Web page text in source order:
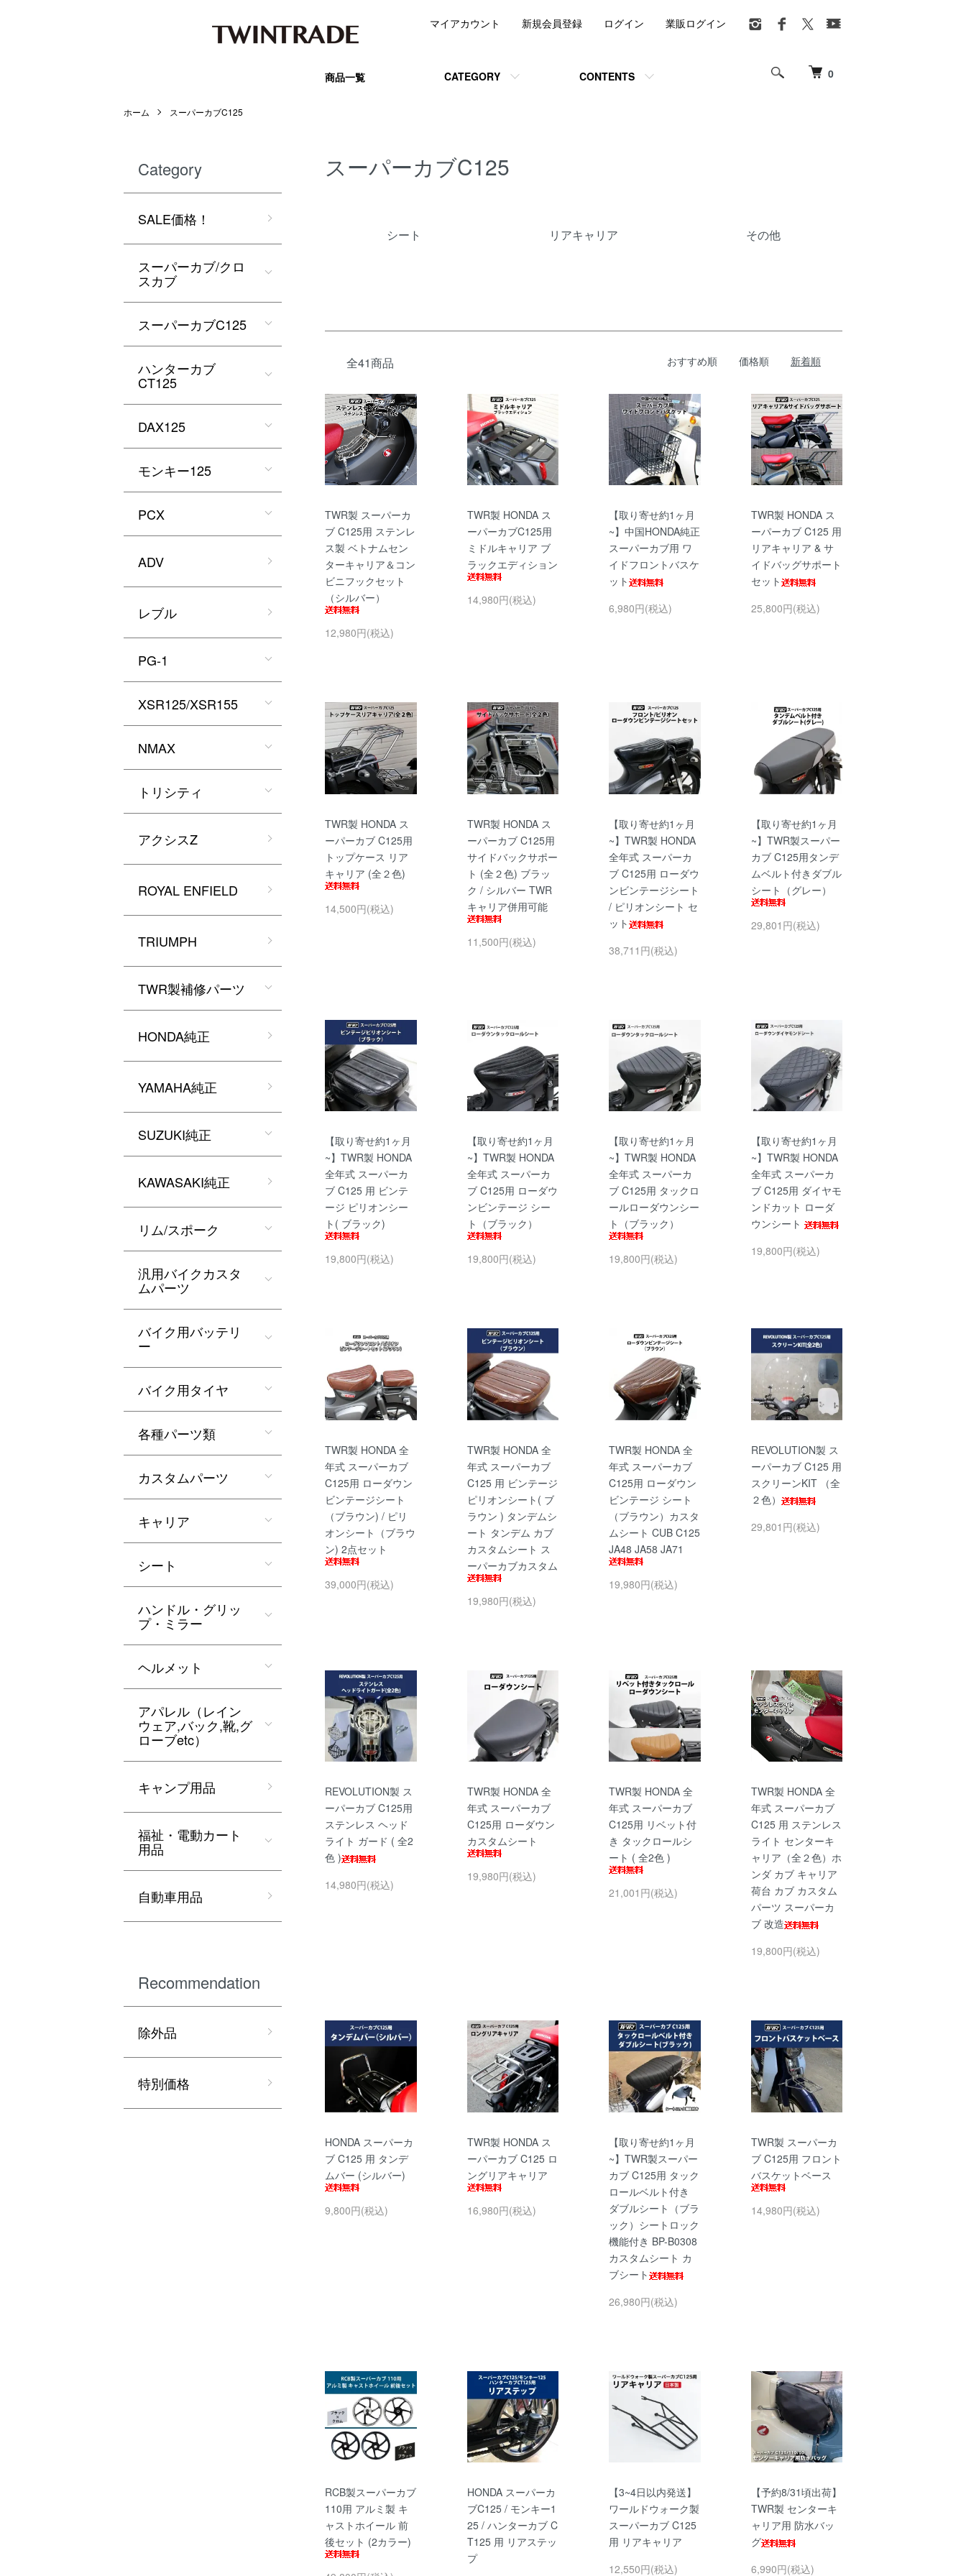
0
商品一覧 CATEGORY CONTENTS
マイアカウント 新規会員登録 ログイン 業販ログイン
ホーム スーパーカブC125
スーパーカブC125
シート
リアキャリア その他
全41商品 おすすめ順 価格順 新着順
TWR製 スーパーカ
ブ C125用 ステンレ
ス製 ベトナムセン
ターキャリア＆コン
ビニフックセット
（シルバー）
12,980円(税込)
TWR製 HONDA ス
ーパーカブC125用
ミドルキャリア ブ
ラックエディション
14,980円(税込)
【取り寄せ約1ヶ月
~】中国HONDA純正
スーパーカブ用 ワ
イドフロントバスケ
ット
6,980円(税込)
TWR製 HONDA ス
ーパーカブ C125 用
リアキャリア & サ
イドバッグサポート
セット
25,800円(税込)
TWR製 HONDA ス
ーパーカブ C125用
トップケース リア
キャリア (全２色)
14,500円(税込)
TWR製 HONDA ス
ーパーカブ C125用
サイドバックサポー
ト (全２色) ブラッ
ク / シルバー TWR
キャリア併用可能
11,500円(税込)
【取り寄せ約1ヶ月
~】TWR製 HONDA
全年式 スーパーカ
ブ C125用 ローダウ
ンビンテージシート
/ ピリオンシート セ
ット
38,711円(税込)
【取り寄せ約1ヶ月
~】TWR製スーパー
カブ C125用タンデ
ムベルト付きダブル
シート（グレー）
29,801円(税込)
【取り寄せ約1ヶ月
~】TWR製 HONDA
全年式 スーパーカ
ブ C125 用 ビンテ
ージ ピリオンシー
ト( ブラック)
19,800円(税込)
【取り寄せ約1ヶ月
~】TWR製 HONDA
全年式 スーパーカ
ブ C125用 ローダウ
ンビンテージ シー
ト（ブラック）
19,800円(税込)
【取り寄せ約1ヶ月
~】TWR製 HONDA
全年式 スーパーカ
ブ C125用 タックロ
ールローダウンシー
ト（ブラック）
19,800円(税込)
【取り寄せ約1ヶ月
~】TWR製 HONDA
全年式 スーパーカ
ブ C125用 ダイヤモ
ンドカット ローダ
ウンシート
19,800円(税込)
TWR製 HONDA 全
年式 スーパーカブ
C125用 ローダウン
ビンテージシート
（ブラウン) / ピリ
オンシート（ブラウ
ン) 2点セット
39,000円(税込)
TWR製 HONDA 全
年式 スーパーカブ
C125 用 ビンテージ
ピリオンシート( ブ
ラウン ) タンデムシ
ート タンデム カブ
カスタムシート ス
ーパーカブカスタム
19,980円(税込)
TWR製 HONDA 全
年式 スーパーカブ
C125用 ローダウン
ビンテージ シート
（ブラウン）カスタ
ムシート CUB C125
JA48 JA58 JA71
19,980円(税込)
REVOLUTION製 ス
ーパーカブ C125 用
スクリーンKIT （全
２色）
29,801円(税込)
REVOLUTION製 ス
ーパーカブ C125用
ステンレス ヘッド
ライト ガード ( 全2
色 )
14,980円(税込)
TWR製 HONDA 全
年式 スーパーカブ
C125用 ローダウン
カスタムシート
19,980円(税込)
TWR製 HONDA 全
年式 スーパーカブ
C125用 リベット付
き タックロールシ
ート ( 全2色 )
21,001円(税込)
TWR製 HONDA 全
年式 スーパーカブ
C125 用 ステンレス
ライト センターキ
ャリア（全２色）ホ
ンダ カブ キャリア
荷台 カブ カスタム
パーツ スーパーカ
ブ 改造
19,800円(税込)
HONDA スーパーカ
ブ C125 用 タンデ
ムバー (シルバー)
9,800円(税込)
TWR製 HONDA ス
ーパーカブ C125 ロ
ングリアキャリア
16,980円(税込)
【取り寄せ約1ヶ月
~】TWR製スーパー
カブ C125用 タック
ロールベルト付き
ダブルシート（ブラ
ック）シートロック
機能付き BP-B0308
カスタムシート カ
ブシート
26,980円(税込)
TWR製 スーパーカ
ブ C125用 フロント
バスケットベース
14,980円(税込)
RCB製スーパーカブ
110用 アルミ製 キ
ャストホイール 前
後セット (2カラー)
HONDA スーパーカ
ブC125 / モンキー1
25 / ハンターカブ C
T125 用 リアステッ
プ
【3~4日以内発送】
ワールドウォーク製
スーパーカブ C125
用 リアキャリア
12,550円(税込)
【予約8/31頃出荷】
TWR製 センターキ
ャリア用 防水バッ
グ
6,990円(税込)
Category
SALE価格！
スーパーカブ/クロ
スカブ
スーパーカブC125
ハンターカブ
CT125
DAX125
モンキー125
PCX
ADV
レブル
PG-1
XSR125/XSR155
NMAX
トリシティ
アクシスZ
ROYAL ENFIELD
TRIUMPH
TWR製補修パーツ
HONDA純正
YAMAHA純正
SUZUKI純正
KAWASAKI純正
リム/スポーク
汎用バイクカスタ
ムパーツ
バイク用バッテリ
ー
バイク用タイヤ
各種パーツ類
カスタムパーツ
キャリア
シート
ハンドル・グリッ
プ・ミラー
ヘルメット
アパレル（レイン
ウェア,バック,靴,グ
ローブetc）
キャンプ用品
福祉・電動カート
用品
自動車用品
Recommendation
除外品
特別価格